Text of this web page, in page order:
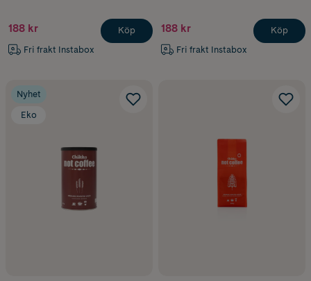
188 kr
Fri frakt Instabox
Köp 188 kr
Fri frakt Instabox
Köp
Nyhet
Eko